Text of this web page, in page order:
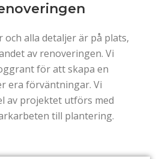
alla detaljer är på plats,
av renoveringen. Vi
för att skapa en
era förväntningar. Vi
av projektet utförs med
till plantering.